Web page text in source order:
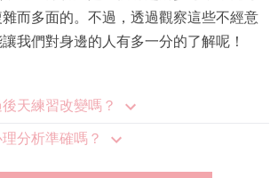
而多面的。不過，透過觀察這些不經意
我們對身邊的人有多一分的了解呢！
天練習改變嗎？
分析準確嗎？